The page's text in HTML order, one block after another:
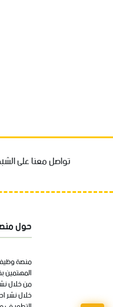
تواصل معنا على
حول
منصة
المهتمين
من خلال
خلال نشر